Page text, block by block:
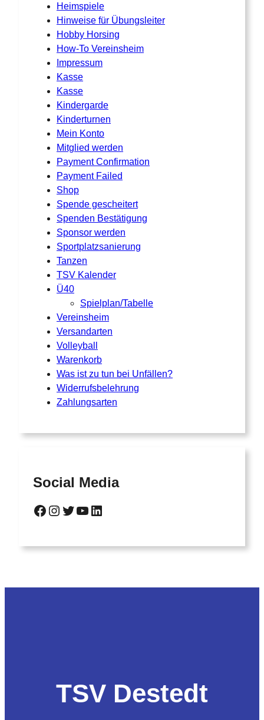
Heimspiele
Hinweise für Übungsleiter
Hobby Horsing
How-To Vereinsheim
Impressum
Kasse
Kasse
Kindergarde
Kinderturnen
Mein Konto
Mitglied werden
Payment Confirmation
Payment Failed
Shop
Spende gescheitert
Spenden Bestätigung
Sponsor werden
Sportplatzsanierung
Tanzen
TSV Kalender
Ü40
Spielplan/Tabelle
Vereinsheim
Versandarten
Volleyball
Warenkorb
Was ist zu tun bei Unfällen?
Widerrufsbelehrung
Zahlungsarten
Social Media
Facebook Instagram Twitter YouTube LinkedIn
TSV Destedt